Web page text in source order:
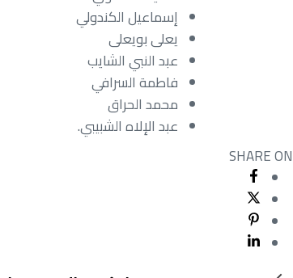
إسماعيل الكندولي
يعلى بويعلى
عبد النبي الشايب
فاطمة السرافي
محمد الحراق
عبد الإلاه الشبيبي.
SHARE ON